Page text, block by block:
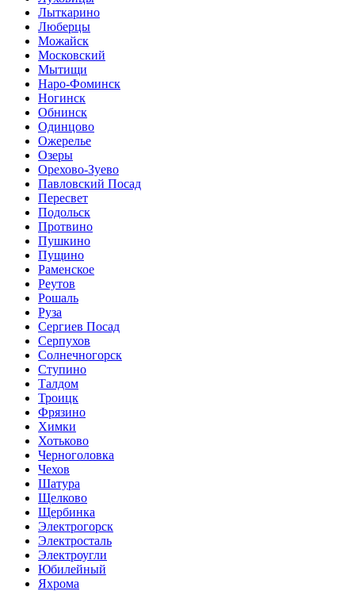
Лыткарино
Люберцы
Можайск
Московский
Мытищи
Наро-Фоминск
Ногинск
Обнинск
Одинцово
Ожерелье
Озеры
Орехово-Зуево
Павловский Посад
Пересвет
Подольск
Протвино
Пушкино
Пущино
Раменское
Реутов
Рошаль
Руза
Сергиев Посад
Серпухов
Солнечногорск
Ступино
Талдом
Троицк
Фрязино
Химки
Хотьково
Черноголовка
Чехов
Шатура
Щелково
Щербинка
Электрогорск
Электросталь
Электроугли
Юбилейный
Яхрома